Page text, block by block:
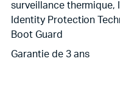
surveillance thermique,
Identity Protection
Boot Guard
Garantie de 3 ans